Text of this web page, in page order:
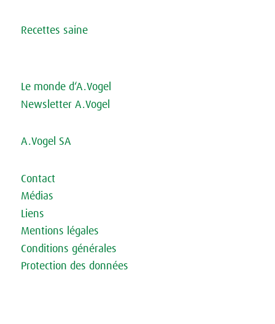
Recettes saine
Le monde d‘A.Vogel
Newsletter A.Vogel
A.Vogel SA
Contact
Médias
Liens
Mentions légales
Conditions générales
Protection des données